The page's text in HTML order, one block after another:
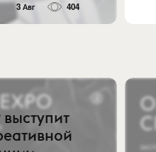
3 Авг 404